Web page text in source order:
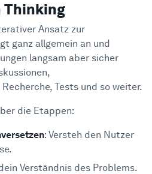
Thinking
Ansatz zur
ganz allgemein an und
langsam aber sicher
Tests und so weiter.
die Etappen:
: Versteh den Nutzer
Verständnis des Problems.